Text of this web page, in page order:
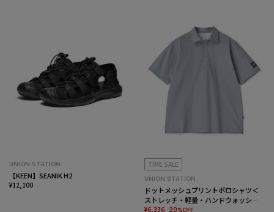
UNION STATION
【KEEN】SEANIK H2
¥12,100
TIME SALE
UNION STATION
ドットメッシュプリントポロシャツ＜
ストレッチ・軽量・ハンドウォッシャ
ブル・通気性＞
¥6,336 20%OFF